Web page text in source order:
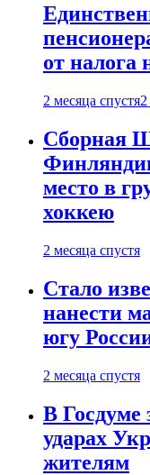
от налога
2 месяца спустя
Сборная
место в
хоккею
2 месяца спустя
Стало
нанести
югу
2 месяца спустя
В Госдуме
ударах
жителям